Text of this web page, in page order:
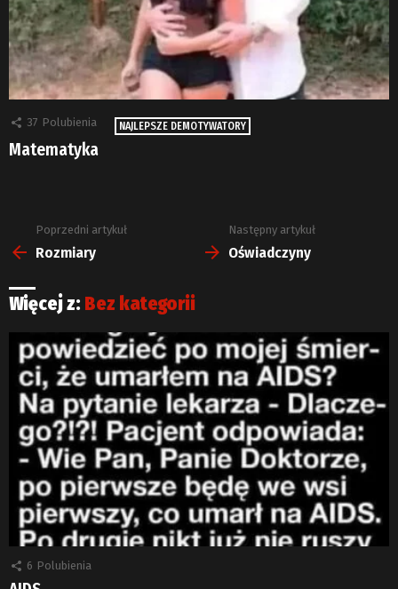
37 Polubienia NAJLEPSZE DEMOTYWATORY
Matematyka
Zobacz
więcej
Poprzedni artykuł
Rozmiary
Następny artykuł
Oświadczyny
Więcej z: Bez kategorii
6 Polubienia